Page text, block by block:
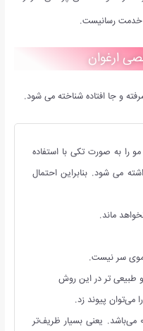
خدمت رسانیست.
ارغوان
و جا افتاده شناخته می شود.
را به صورت تکی با استفاده
می شود. بنابراین احتمال
ماند.
موی سر نیست.
طبیعی تر در این روش
دقت هولدر میکروگرافت بین 0.4 تا 0.9 می‌باشد. یعنی بسیار ظریف‌تر